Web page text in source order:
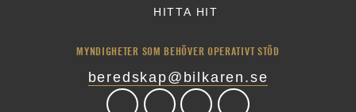
HITTA HIT
MYNDIGHETER SOM BEHÖVER OPERATIVT STÖD
beredskap@bilkaren.se